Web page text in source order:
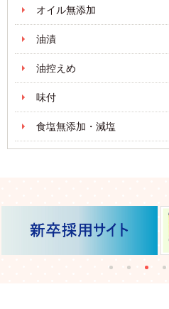
オイル無添加
油漬
油控えめ
味付
食塩無添加・減塩